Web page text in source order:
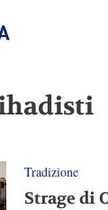
Tradizione
Strage di